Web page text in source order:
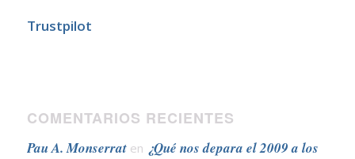
Trustpilot
COMENTARIOS RECIENTES
Pau A. Monserraten ¿Qué nos depara el 2009 a los